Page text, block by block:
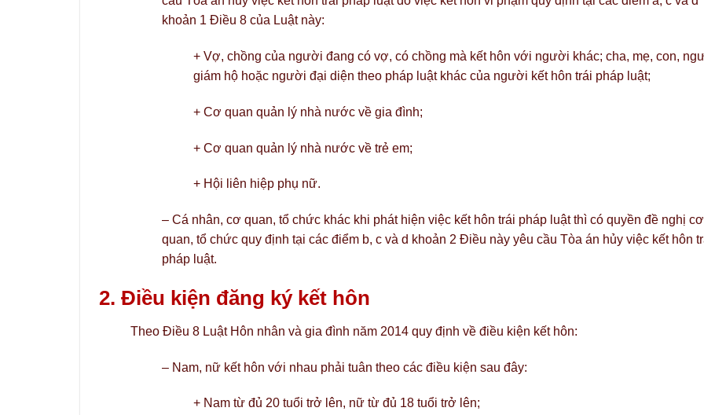
khoản 1 Điều 8 của Luật này:
+ Vợ, chồng của người đang có vợ, có chồng mà kết hôn với người khác; cha, mẹ, con,
giám hộ hoặc người đại diện theo pháp luật khác của người kết hôn trái pháp luật;
+ Cơ quan quản lý nhà nước về gia đình;
+ Cơ quan quản lý nhà nước về trẻ em;
+ Hội liên hiệp phụ nữ.
– Cá nhân, cơ quan, tổ chức khác khi phát hiện việc kết hôn trái pháp luật thì có quyền đề nghị cơ
quan, tổ chức quy định tại các điểm b, c và d khoản 2 Điều này yêu cầu Tòa án hủy việc kết hôn
pháp luật.
2. Điều kiện đăng ký kết hôn
Theo Điều 8 Luật Hôn nhân và gia đình năm 2014 quy định về điều kiện kết hôn:
– Nam, nữ kết hôn với nhau phải tuân theo các điều kiện sau đây:
+ Nam từ đủ 20 tuổi trở lên, nữ từ đủ 18 tuổi trở lên;